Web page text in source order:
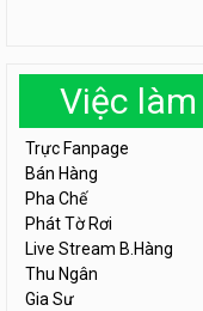
Việc
Trực Fanpage
Bán Hàng
Pha Chế
Phát Tờ Rơi
Live Stream B.Hàng
Thu Ngân
Gia Sư